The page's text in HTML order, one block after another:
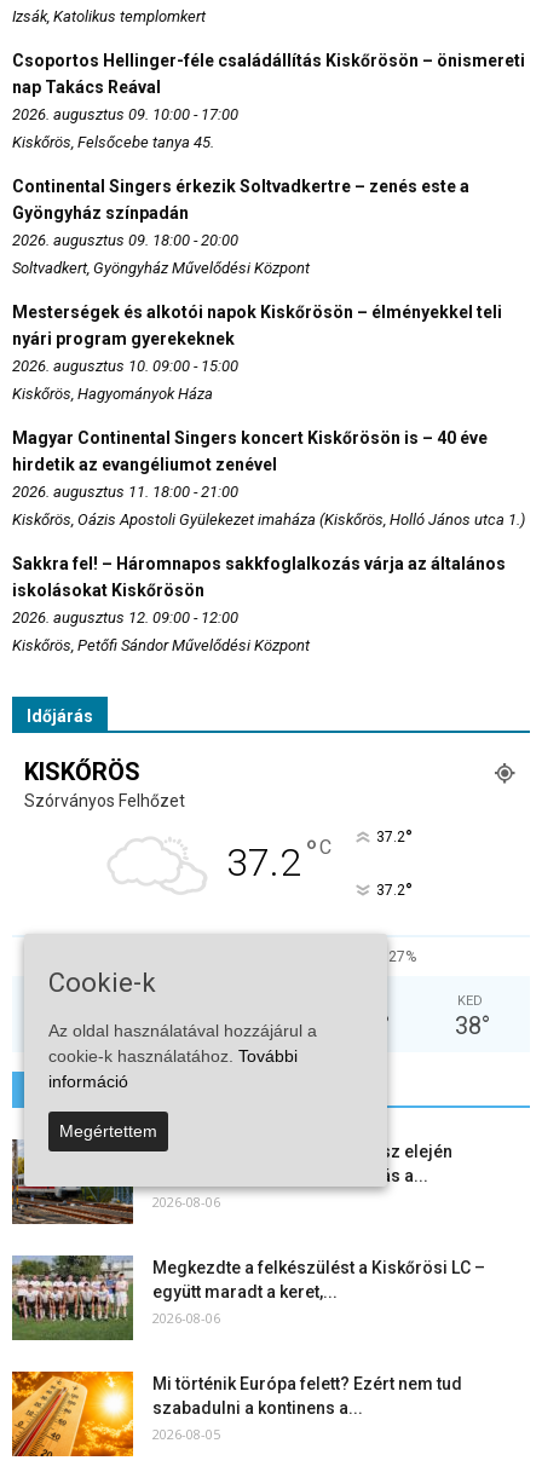
Izsák, Katolikus templomkert
Csoportos Hellinger-féle családállítás Kiskőrösön – önismereti
nap Takács Reával
2026. augusztus 09. 10:00 - 17:00
Kiskőrös, Felsőcebe tanya 45.
Continental Singers érkezik Soltvadkertre – zenés este a
Gyöngyház színpadán
2026. augusztus 09. 18:00 - 20:00
Soltvadkert, Gyöngyház Művelődési Központ
Mesterségek és alkotói napok Kiskőrösön – élményekkel teli
nyári program gyerekeknek
2026. augusztus 10. 09:00 - 15:00
Kiskőrös, Hagyományok Háza
Magyar Continental Singers koncert Kiskőrösön is – 40 éve
hirdetik az evangéliumot zenével
2026. augusztus 11. 18:00 - 21:00
Kiskőrös, Oázis Apostoli Gyülekezet imaháza (Kiskőrös, Holló János utca 1.)
Sakkra fel! – Háromnapos sakkfoglalkozás várja az általános
iskolásokat Kiskőrösön
2026. augusztus 12. 09:00 - 12:00
Kiskőrös, Petőfi Sándor Művelődési Központ
Időjárás
KISKŐRÖS
Szórványos Felhőzet
37.2°C 37.2°
37.2°
27%
36° 31° 32° °
KED
38°
További hírek
Vitézy Dávid szerint már az ősz elején
újraindulhat a személyszállítás a...
2026-08-06
Megkezdte a felkészülést a Kiskőrösi LC –
együtt maradt a keret,...
2026-08-06
Mi történik Európa felett? Ezért nem tud
szabadulni a kontinens a...
2026-08-05
Cookie-k
Az oldal használatával hozzájárul a
cookie-k használatához. További
információ
Megértettem